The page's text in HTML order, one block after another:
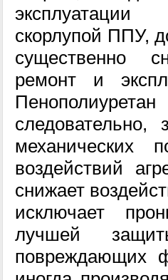
скорлупой ППУ,
существенно
ремонт и
механических
воздействий
снижает
исключает
лучшей
повреждающих